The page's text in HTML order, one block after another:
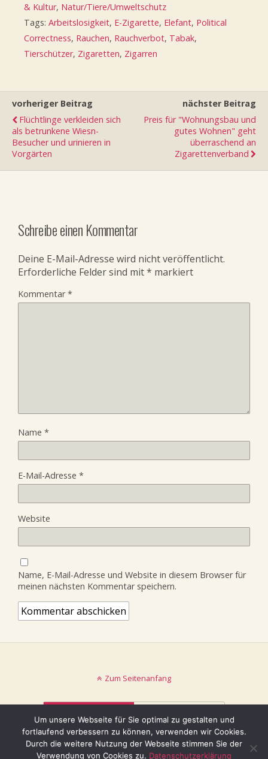
& Kultur, Natur/Tiere/Umweltschutz
Tags: Arbeitslosigkeit, E-Zigarette, Elefant, Political
Correctness, Rauchen, Rauchverbot, Tabak,
Tierschützer, Zigaretten, Zigarren
vorheriger Beitrag
Flüchtlinge verkleiden sich
als betrunkene Wiesn-
Besucher und urinieren in
Vorgärten
nächster Beitrag
Preis für "Wohnungsbau und
gutes Wohnen" geht
überraschend an
Zigarettenverband
Schreibe einen Kommentar
Deine E-Mail-Adresse wird nicht veröffentlicht.
Erforderliche Felder sind mit* markiert
Kommentar*
Name *
E-Mail-Adresse *
Website
Name, E-Mail-Adresse und Website in diesem Browser für
meinen nächsten Kommentar speichern.
Zum Seitenanfang
Mobil Desktop
© keinblatt.de
Um unsere Webseite für Sie optimal zu gestalten und
fortlaufend verbessern zu können, verwenden wir Cookies.
Durch die weitere Nutzung der Webseite stimmen Sie der
Verwendung von Cookies zu. Datenschutzerklärung